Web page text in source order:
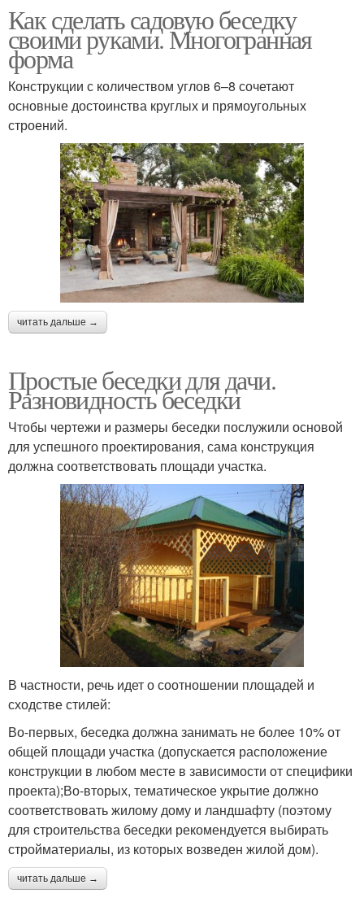
Как сделать садовую беседку
своими руками. Многогранная
форма
Конструкции с количеством углов 6–8 сочетают
основные достоинства круглых и прямоугольных
строений.
читать дальше →
Простые беседки для дачи.
Разновидность беседки
Чтобы чертежи и размеры беседки послужили основой
для успешного проектирования, сама конструкция
должна соответствовать площади участка.
В частности, речь идет о соотношении площадей и
сходстве стилей:
Во-первых, беседка должна занимать не более 10% от
общей площади участка (допускается расположение
конструкции в любом месте в зависимости от специфики
проекта);Во-вторых, тематическое укрытие должно
соответствовать жилому дому и ландшафту (поэтому
для строительства беседки рекомендуется выбирать
стройматериалы, из которых возведен жилой дом).
читать дальше →